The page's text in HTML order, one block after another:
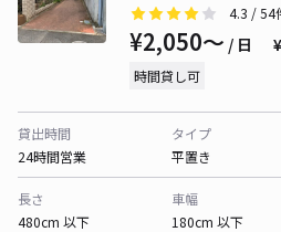
4.3 / 54
¥2,050〜 / 日
時間貸し可
貸出時間
24時間営業
タイプ
平置き
長さ
480cm 以下
車幅
180cm 以下